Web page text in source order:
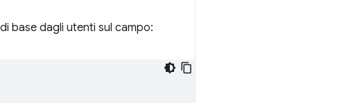
base dagli utenti sul campo: